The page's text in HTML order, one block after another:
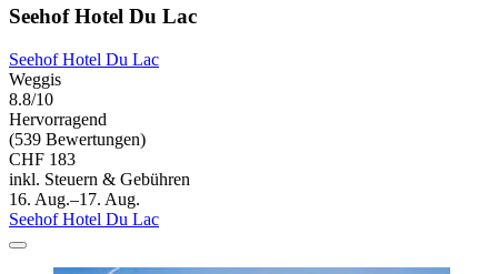
Seehof Hotel Du Lac
Seehof Hotel Du Lac
Weggis
8.8/10
Hervorragend
(539 Bewertungen)
CHF 183
inkl. Steuern & Gebühren
16. Aug.–17. Aug.
Seehof Hotel Du Lac